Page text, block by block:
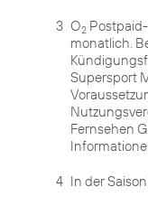
3 O2
monatlich.
Supersport
Fernsehen
4 In der